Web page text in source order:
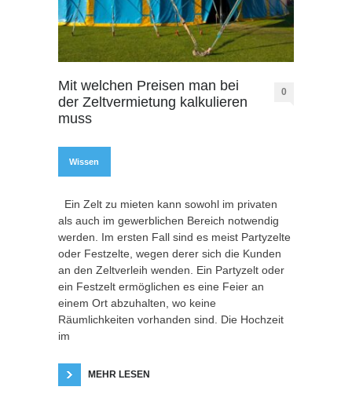
Mit welchen Preisen man bei
der Zeltvermietung kalkulieren
muss
0
Wissen
Ein Zelt zu mieten kann sowohl im privaten
als auch im gewerblichen Bereich notwendig
werden. Im ersten Fall sind es meist Partyzelte
oder Festzelte, wegen derer sich die Kunden
an den Zeltverleih wenden. Ein Partyzelt oder
ein Festzelt ermöglichen es eine Feier an
einem Ort abzuhalten, wo keine
Räumlichkeiten vorhanden sind. Die Hochzeit
im
MEHR LESEN